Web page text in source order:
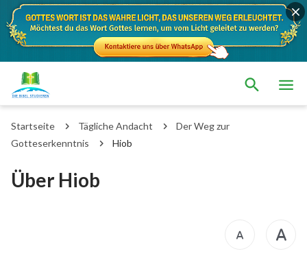
Startseite Tägliche Andacht
Der Weg zur
Gotteserkenntnis
Hiob
Über Hiob